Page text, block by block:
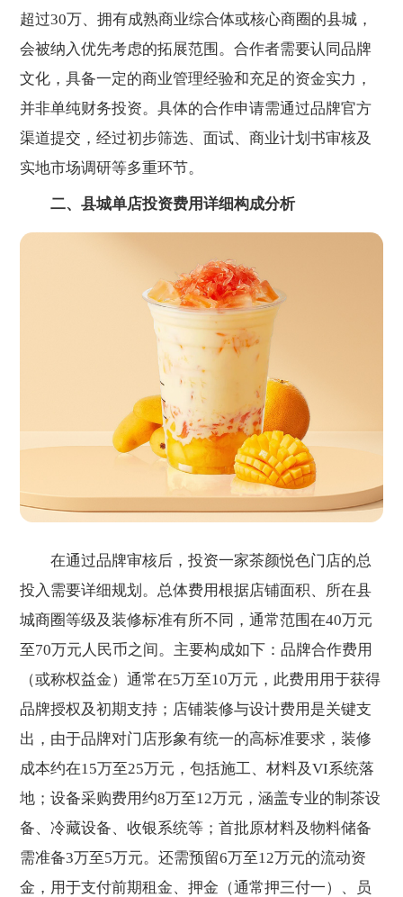
超过30万、拥有成熟商业综合体或核心商圈的县城，
会被纳入优先考虑的拓展范围。合作者需要认同品牌
文化，具备一定的商业管理经验和充足的资金实力，
并非单纯财务投资。具体的合作申请需通过品牌官方
渠道提交，经过初步筛选、面试、商业计划书审核及
实地市场调研等多重环节。
二、县城单店投资费用详细构成分析
在通过品牌审核后，投资一家茶颜悦色门店的总
投入需要详细规划。总体费用根据店铺面积、所在县
城商圈等级及装修标准有所不同，通常范围在40万元
至70万元人民币之间。主要构成如下：品牌合作费用
（或称权益金）通常在5万至10万元，此费用用于获得
品牌授权及初期支持；店铺装修与设计费用是关键支
出，由于品牌对门店形象有统一的高标准要求，装修
成本约在15万至25万元，包括施工、材料及VI系统落
地；设备采购费用约8万至12万元，涵盖专业的制茶设
备、冷藏设备、收银系统等；首批原材料及物料储备
需准备3万至5万元。还需预留6万至12万元的流动资
金，用于支付前期租金、押金（通常押三付一）、员